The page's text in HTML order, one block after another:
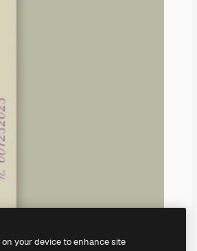
your device to enhance site